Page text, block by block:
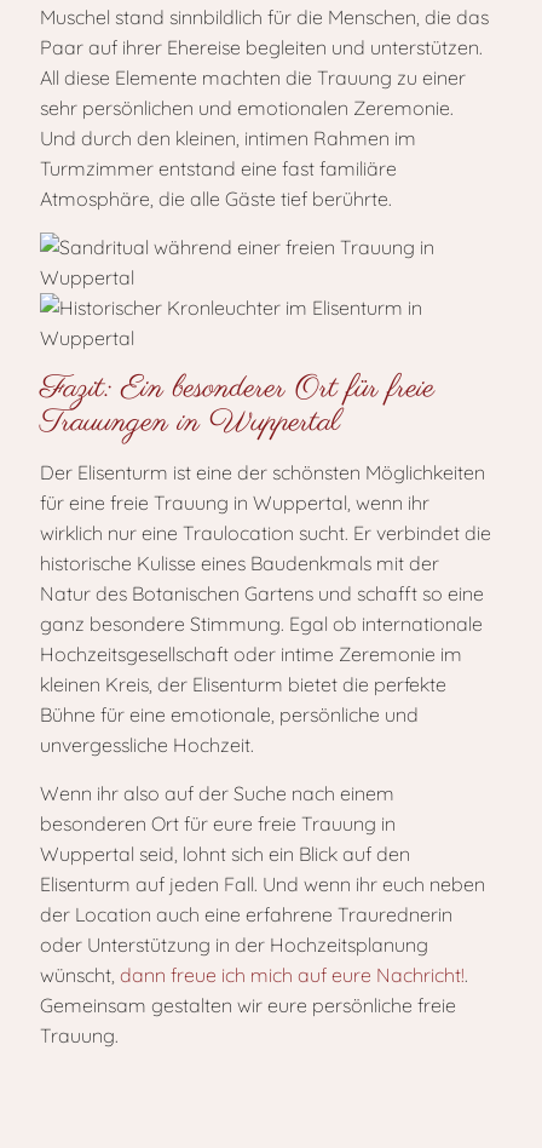
Muschel stand sinnbildlich für die Menschen, die das
Paar auf ihrer Ehereise begleiten und unterstützen.
All diese Elemente machten die Trauung zu einer
sehr persönlichen und emotionalen Zeremonie.
Und durch den kleinen, intimen Rahmen im
Turmzimmer entstand eine fast familiäre
Atmosphäre, die alle Gäste tief berührte.
Fazit: Ein besonderer Ort für freie
Trauungen in Wuppertal
Der Elisenturm ist eine der schönsten Möglichkeiten
für eine freie Trauung in Wuppertal, wenn ihr
wirklich nur eine Traulocation sucht. Er verbindet die
historische Kulisse eines Baudenkmals mit der
Natur des Botanischen Gartens und schafft so eine
ganz besondere Stimmung. Egal ob internationale
Hochzeitsgesellschaft oder intime Zeremonie im
kleinen Kreis, der Elisenturm bietet die perfekte
Bühne für eine emotionale, persönliche und
unvergessliche Hochzeit.
Wenn ihr also auf der Suche nach einem
besonderen Ort für eure freie Trauung in
Wuppertal seid, lohnt sich ein Blick auf den
Elisenturm auf jeden Fall. Und wenn ihr euch neben
der Location auch eine erfahrene Traurednerin
oder Unterstützung in der Hochzeitsplanung
wünscht, dann freue ich mich auf eure Nachricht!.
Gemeinsam gestalten wir eure persönliche freie
Trauung.